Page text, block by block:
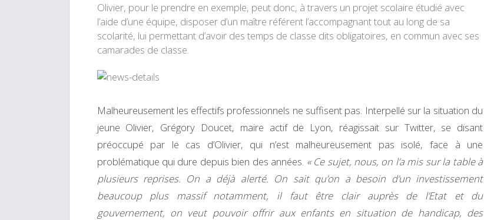
Olivier, pour le prendre en exemple, peut donc, à travers un projet scolaire étudié avec
l’aide d’une équipe, disposer d’un maître référent l’accompagnant tout au long de sa
scolarité, lui permettant d’avoir des temps de classe dits obligatoires, en commun avec ses
camarades de classe.
Malheureusement les effectifs professionnels ne suffisent pas. Interpellé sur la situation du
jeune Olivier, Grégory Doucet, maire actif de Lyon, réagissait sur Twitter, se disant
préoccupé par le cas d’Olivier, qui n’est malheureusement pas isolé, face à une
problématique qui dure depuis bien des années. « Ce sujet, nous, on l’a mis sur la table à
plusieurs reprises. On a déjà alerté. On sait qu’on a besoin d’un investissement
beaucoup plus massif notamment, il faut être clair auprès de l’Etat et du
gouvernement, on veut pouvoir offrir aux enfants en situation de handicap, des